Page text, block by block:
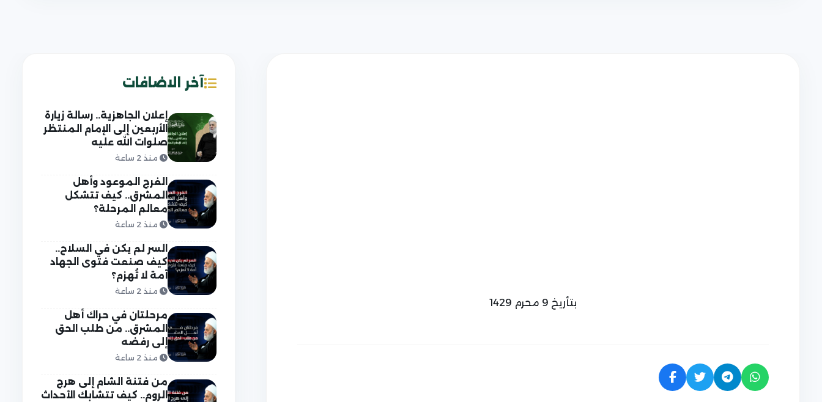
بتأريخ 9 محرم 1429
آخر الاضافات
إعلان الجاهزية.. رسالة زيارة
الأربعين إلى الإمام المنتظر
صلوات الله عليه
منذ 2 ساعة
الفرج الموعود وأهل
المشرق.. كيف تتشكل
معالم المرحلة؟
منذ 2 ساعة
السر لم يكن في السلاح..
كيف صنعت فتوى الجهاد
أمة لا تُهزم؟
منذ 2 ساعة
مرحلتان في حراك أهل
المشرق.. من طلب الحق
إلى رفضه
منذ 2 ساعة
من فتنة الشام إلى هرج
الروم.. كيف تتشابك الأحداث